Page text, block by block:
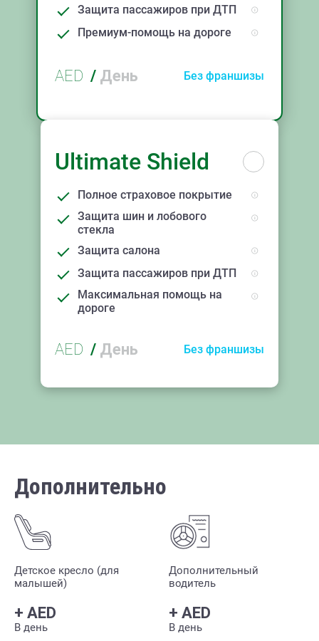
Защита пассажиров при ДТП
Премиум-помощь на дороге
AED / День Без франшизы
Ultimate Shield
Полное страховое покрытие
Защита шин и лобового
стекла
Защита салона
Защита пассажиров при ДТП
Максимальная помощь на
дороге
AED / День Без франшизы
Дополнительно
Детское кресло (для
малышей)
+ AED
В день
Дополнительный
водитель
+ AED
В день